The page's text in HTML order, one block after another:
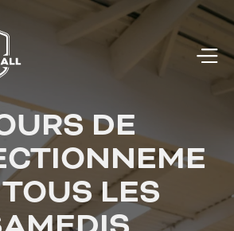
DE
LES